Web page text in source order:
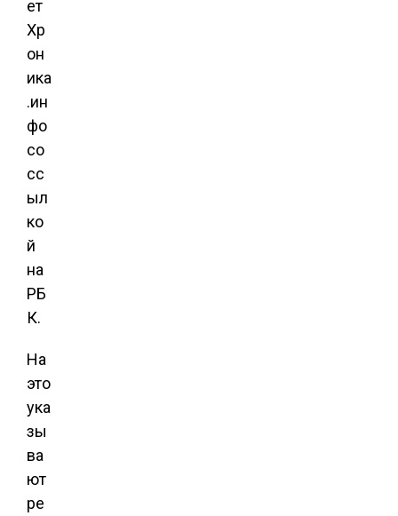
ет
Хр
он
ика
.ин
фо
со
сс
ыл
ко
й
на
РБ
К.
На
это
ука
зы
ва
ют
ре